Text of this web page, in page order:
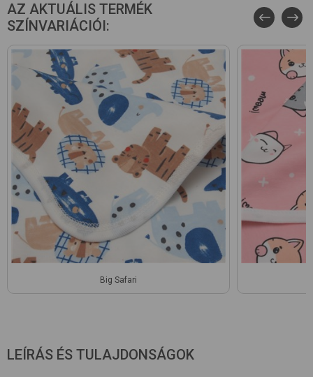
AZ AKTUÁLIS TERMÉK
SZÍNVARIÁCIÓI:
Big Safari
LEÍRÁS ÉS TULAJDONSÁGOK